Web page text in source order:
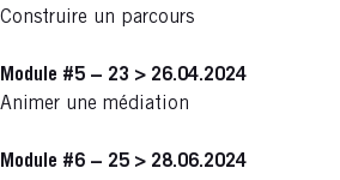
Construire un parcours
Module #5 − 23 > 26.04.2024
Animer une médiation
Module #6 − 25 > 28.06.2024